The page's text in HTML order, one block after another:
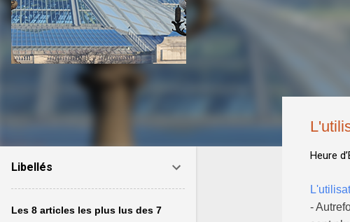
Heure
-
Libellés
Les 8 articles les plus lus des 7